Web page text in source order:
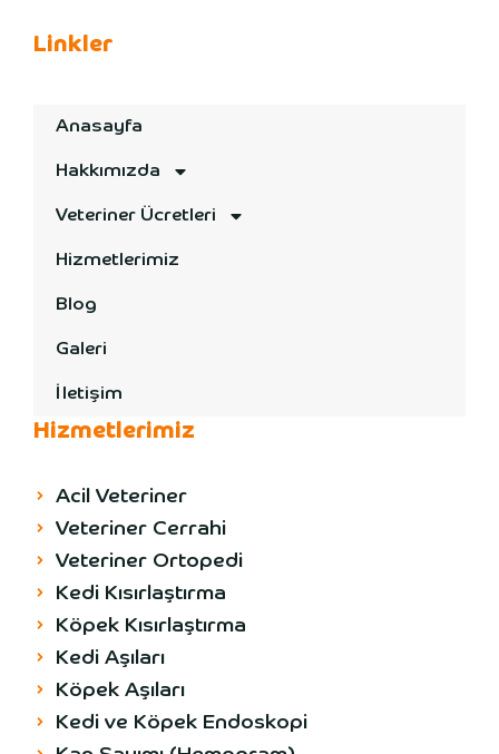
Linkler
Anasayfa
Hakkımızda
Veteriner Ücretleri
Hizmetlerimiz
Blog
Galeri
İletişim
Hizmetlerimiz
Acil Veteriner
Veteriner Cerrahi
Veteriner Ortopedi
Kedi Kısırlaştırma
Köpek Kısırlaştırma
Kedi Aşıları
Köpek Aşıları
Kedi ve Köpek Endoskopi